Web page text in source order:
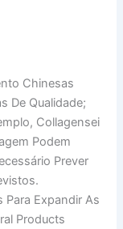
Chinesas
De Qualidade;
Collagensei
Podem
Prever
Para Expandir As
Products